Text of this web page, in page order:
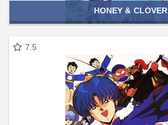
HONEY & CLOVER
7.5